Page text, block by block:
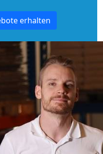
erhalten